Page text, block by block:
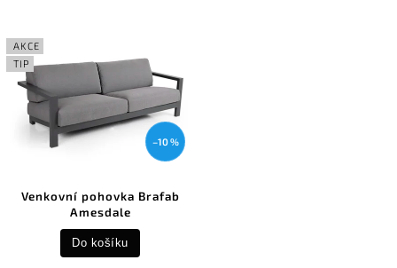
AKCE
TIP
–10 %
Venkovní pohovka Brafab
Amesdale
Do košíku